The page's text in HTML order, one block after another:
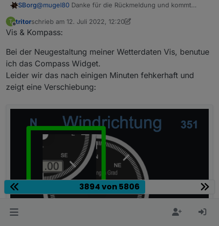
SBorg@mugel80 Danke für die Rückmeldung und kommt
Willkommen bei denWetterfröschen
T
Offline
tritorschrieb am 12. Juli 2022, 12:20
zuletzt editiert von tritor7. Dez. 2022, 19:02
Vis & Kompass:
Bei der Neugestaltung meiner Wetterdaten Vis, benutue
ich das Compass Widget.
Leider wir das nach einigen Minuten fehkerhaft und
zeigt eine Verschiebung:
3894 von 5806